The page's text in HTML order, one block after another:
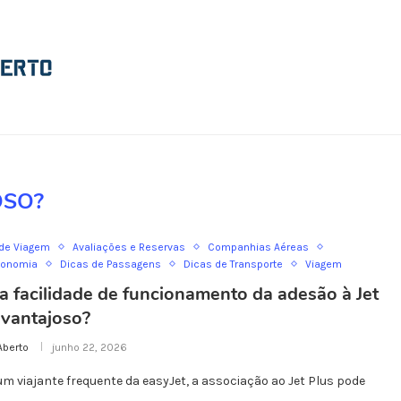
Viagem Avaliações e Reservas
Companhias Aéreas
Dicas de Passagens Dicas de Transporte Viagem
facilidade de funcionamento da adesão à Jet
junho 22, 2026
viajante frequente da easyJet, a associação ao Jet Plus pode